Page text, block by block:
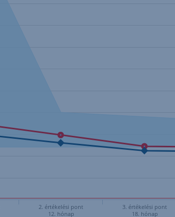
2. értékelési pont
12. hónap
3. értékelési pont
18. hónap